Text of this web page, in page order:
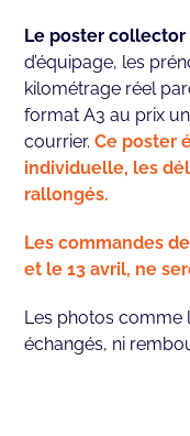
Le poster
d’équipage, les
kilométrage réel
format A3 au prix
courrier.Ce poster
individuelle, les
rallongés.
Les commandes
et le 13 avril, ne
Les photos comme
échangés, ni